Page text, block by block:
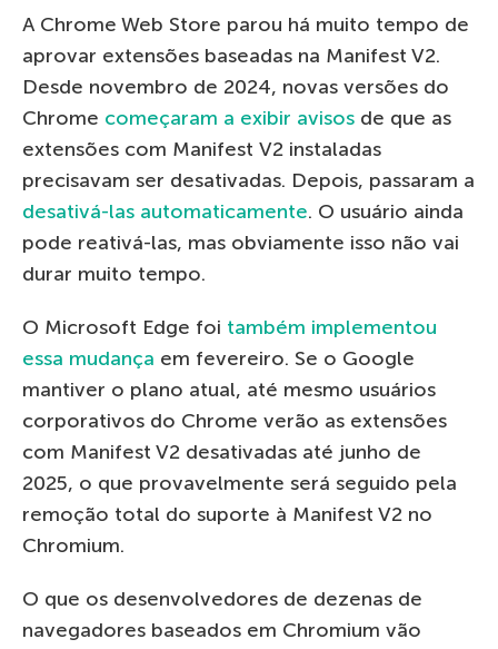
A Chrome Web Store parou há muito tempo de
aprovar extensões baseadas na Manifest V2.
Desde novembro de 2024, novas versões do
Chrome começaram a exibir avisos de que as
extensões com Manifest V2 instaladas
precisavam ser desativadas. Depois, passaram a
desativá-las automaticamente. O usuário ainda
pode reativá-las, mas obviamente isso não vai
durar muito tempo.
O Microsoft Edge foi também implementou
essa mudança em fevereiro. Se o Google
mantiver o plano atual, até mesmo usuários
corporativos do Chrome verão as extensões
com Manifest V2 desativadas até junho de
2025, o que provavelmente será seguido pela
remoção total do suporte à Manifest V2 no
Chromium.
O que os desenvolvedores de dezenas de
navegadores baseados em Chromium vão